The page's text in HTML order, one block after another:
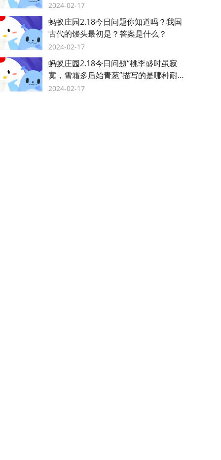
2024-02-17
蚂蚁庄园2.18今日问题你知道吗？我国
古代的馒头最初是？答案是什么？
2024-02-17
蚂蚁庄园2.18今日问题“桃李盛时虽寂
寞，雪霜多后始青葱”描写的是哪种耐寒
植物？答案是什么？
2024-02-17